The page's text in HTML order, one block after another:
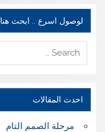
لوصول اسرع .. ابحث هنا
احدث المقالات
مرحلة الصمم التام